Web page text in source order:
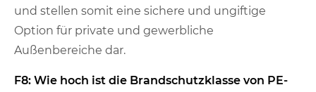
und stellen somit eine sichere und ungiftige
Option für private und gewerbliche
Außenbereiche dar.
F8: Wie hoch ist die Brandschutzklasse von PE-